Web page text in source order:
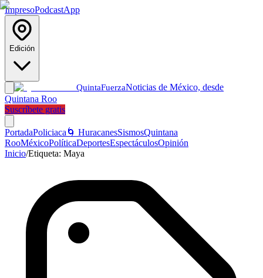
ImpresoPodcastApp
Edición
QuintaFuerzaNoticias de México, desde
Quintana Roo
Suscríbete gratis
PortadaPoliciaca 🌀 HuracanesSismosQuintana
RooMéxicoPolíticaDeportesEspectáculosOpinión
Inicio/Etiqueta: Maya